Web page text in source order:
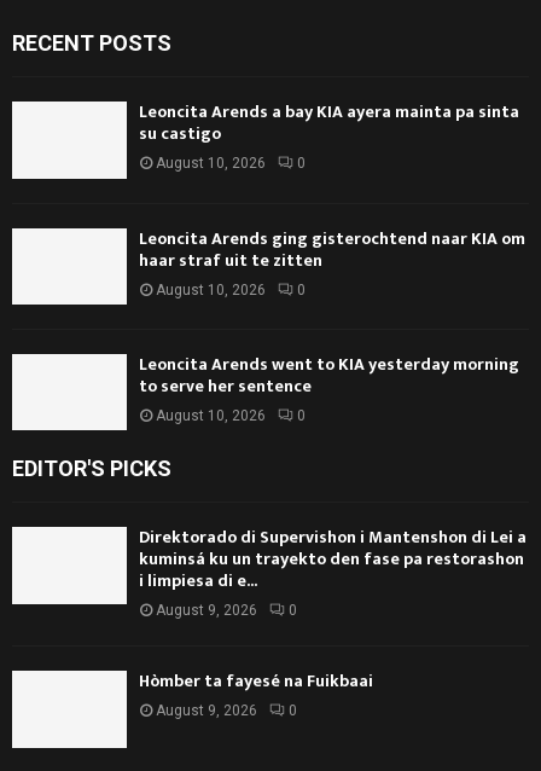
RECENT POSTS
Leoncita Arends a bay KIA ayera mainta pa sinta
su castigo
August 10, 2026 0
Leoncita Arends ging gisterochtend naar KIA om
haar straf uit te zitten
August 10, 2026 0
Leoncita Arends went to KIA yesterday morning
to serve her sentence
August 10, 2026 0
EDITOR'S PICKS
Direktorado di Supervishon i Mantenshon di Lei a
kuminsá ku un trayekto den fase pa restorashon
i limpiesa di e...
August 9, 2026 0
Hòmber ta fayesé na Fuikbaai
August 9, 2026 0